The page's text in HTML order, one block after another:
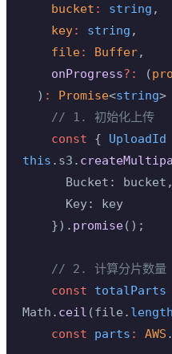
    bucket
: string ,
    key
: string ,
    file
: Buffer,
    onProgress
?: (
  )
: Promise<string>
    // 1. 初始化上传
    const
{ UploadId
this .s3.
      Bucket: bucket,
      Key: key
    }).
promise();
    // 2. 计算分片数量
    const
totalParts
Math. ceil (file. length
    const
parts : AWS .